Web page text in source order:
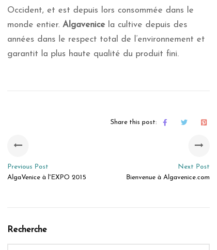
Occident, et est depuis lors consommée dans le
monde entier. Algavenice la cultive depuis des
années dans le respect total de l’environnement et
garantit la plus haute qualité du produit fini.
Share this post:
Previous Post
AlgaVenice à l'EXPO 2015
Next Post
Bienvenue à Algavenice.com
Recherche